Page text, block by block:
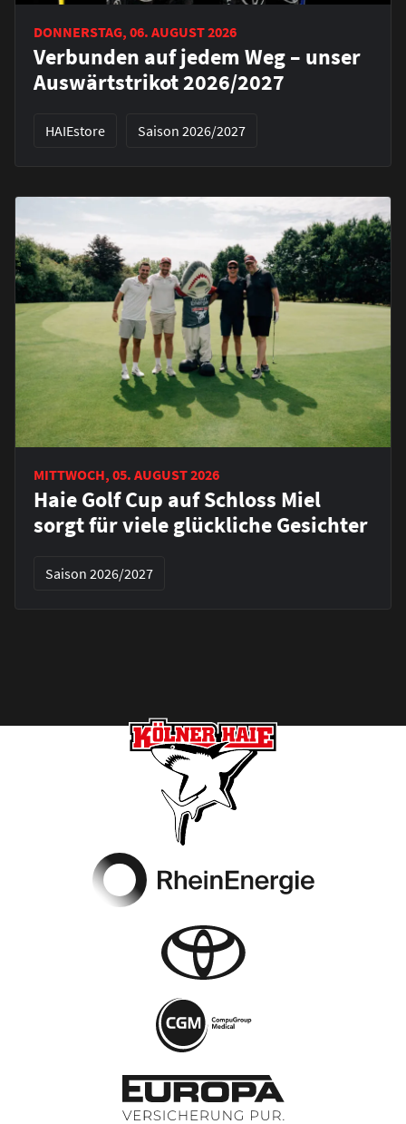
DONNERSTAG, 06. AUGUST 2026
Verbunden auf jedem Weg – unser
Auswärtstrikot 2026/2027
HAIEstore Saison 2026/2027
MITTWOCH, 05. AUGUST 2026
Haie Golf Cup auf Schloss Miel
sorgt für viele glückliche Gesichter
Saison 2026/2027